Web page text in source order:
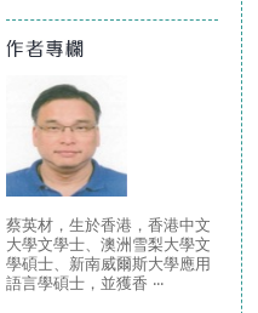
蔡英材，生於香港，香港中文
大學文學士、澳洲雪梨大學文
學碩士、新南威爾斯大學應用
語言學碩士，並獲香 ‧‧‧